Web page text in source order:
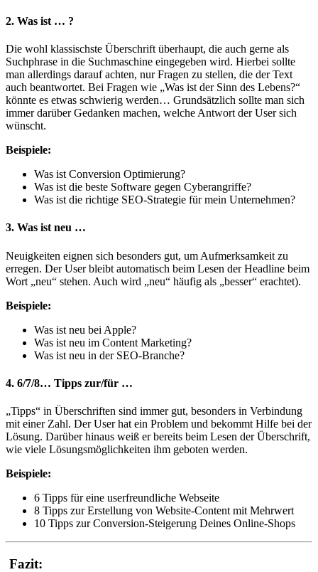
2. Was ist … ?
Die wohl klassischste Überschrift überhaupt, die auch gerne als
Suchphrase in die Suchmaschine eingegeben wird. Hierbei sollte
man allerdings darauf achten, nur Fragen zu stellen, die der Text
auch beantwortet. Bei Fragen wie „Was ist der Sinn des Lebens?“
könnte es etwas schwierig werden… Grundsätzlich sollte man sich
immer darüber Gedanken machen, welche Antwort der User sich
wünscht.
Beispiele:
Was ist Conversion Optimierung?
Was ist die beste Software gegen Cyberangriffe?
Was ist die richtige SEO-Strategie für mein Unternehmen?
3. Was ist neu …
Neuigkeiten eignen sich besonders gut, um Aufmerksamkeit zu
erregen. Der User bleibt automatisch beim Lesen der Headline beim
Wort „neu“ stehen. Auch wird „neu“ häufig als „besser“ erachtet).
Beispiele:
Was ist neu bei Apple?
Was ist neu im Content Marketing?
Was ist neu in der SEO-Branche?
4. 6/7/8… Tipps zur/für …
„Tipps“ in Überschriften sind immer gut, besonders in Verbindung
mit einer Zahl. Der User hat ein Problem und bekommt Hilfe bei der
Lösung. Darüber hinaus weiß er bereits beim Lesen der Überschrift,
wie viele Lösungsmöglichkeiten ihm geboten werden.
Beispiele:
6 Tipps für eine userfreundliche Webseite
8 Tipps zur Erstellung von Website-Content mit Mehrwert
10 Tipps zur Conversion-Steigerung Deines Online-Shops
Fazit: